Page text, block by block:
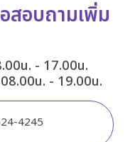
สอบถามเพิ่ม
น. - 17.00น.
08.00น. - 19.00น.
4245